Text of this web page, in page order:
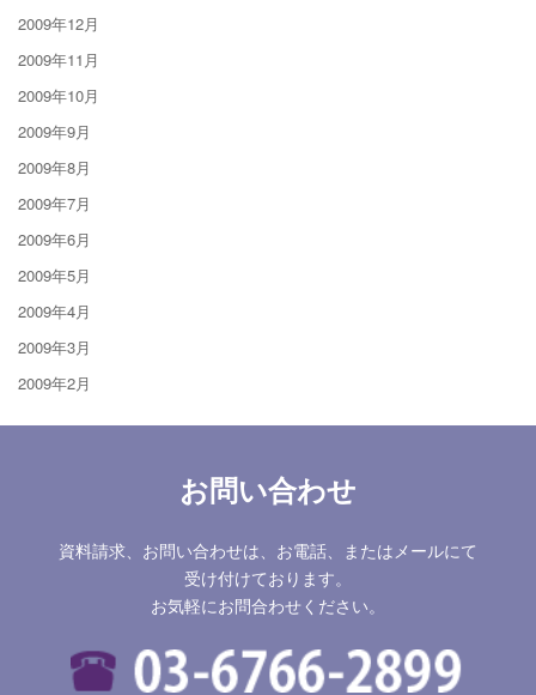
2009年12月
2009年11月
2009年10月
2009年9月
2009年8月
2009年7月
2009年6月
2009年5月
2009年4月
2009年3月
2009年2月
お問い合わせ
資料請求、お問い合わせは、お電話、またはメールにて
受け付けております。
お気軽にお問合わせください。